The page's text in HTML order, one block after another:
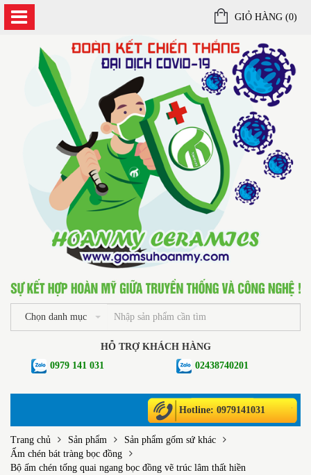
GIỎ HÀNG (0)
Chọn danh mục
HỖ TRỢ KHÁCH HÀNG
0979 141 031
02438740201
Hotline: 0979141031
Trang chủ Sản phẩm
Sản phẩm gốm sứ khác
Ấm chén bát tràng bọc đồng
Bộ ấm chén tống quai ngang bọc đồng vẽ trúc lâm thất hiền